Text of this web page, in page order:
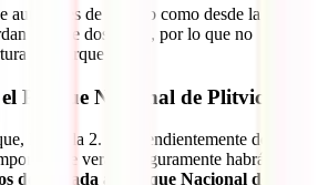
autobuses de Zagreb como desde la de
más de dos horas, por lo que no
del parque.
Parque Nacional de Plitvice
la 1 y la 2. Independientemente de la
de verano seguramente habrá
de entrada al Parque Nacional de